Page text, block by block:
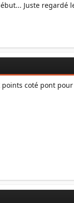
Juste regardé
coté pont